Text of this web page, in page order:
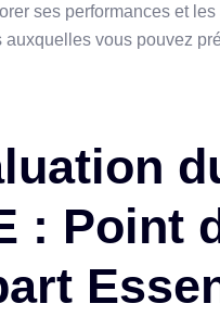
ses performances et
auxquelles vous pouvez
: Point